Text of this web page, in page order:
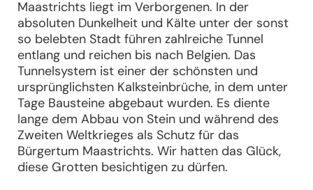
Maastrichts liegt im Verborgenen. In der
absoluten Dunkelheit und Kälte unter der sonst
so belebten Stadt führen zahlreiche Tunnel
entlang und reichen bis nach Belgien. Das
Tunnelsystem ist einer der schönsten und
ursprünglichsten Kalksteinbrüche, in dem unter
Tage Bausteine abgebaut wurden. Es diente
lange dem Abbau von Stein und während des
Zweiten Weltkrieges als Schutz für das
Bürgertum Maastrichts. Wir hatten das Glück,
diese Grotten besichtigen zu dürfen.